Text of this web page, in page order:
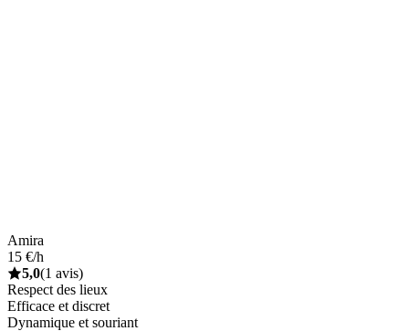
Amira
15 €/h
5,0(1 avis)
Respect des lieux
Efficace et discret
Dynamique et souriant